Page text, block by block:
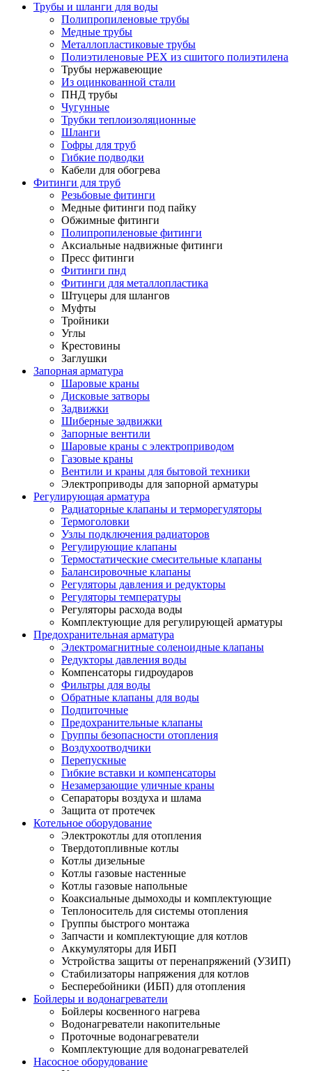
Трубы и шланги для воды
Полипропиленовые трубы
Медные трубы
Металлопластиковые трубы
Полиэтиленовые PEX из сшитого полиэтилена
Трубы нержавеющие
Из оцинкованной стали
ПНД трубы
Чугунные
Трубки теплоизоляционные
Шланги
Гофры для труб
Гибкие подводки
Кабели для обогрева
Фитинги для труб
Резьбовые фитинги
Медные фитинги под пайку
Обжимные фитинги
Полипропиленовые фитинги
Аксиальные надвижные фитинги
Пресс фитинги
Фитинги пнд
Фитинги для металлопластика
Штуцеры для шлангов
Муфты
Тройники
Углы
Крестовины
Заглушки
Запорная арматура
Шаровые краны
Дисковые затворы
Задвижки
Шиберные задвижки
Запорные вентили
Шаровые краны с электроприводом
Газовые краны
Вентили и краны для бытовой техники
Электроприводы для запорной арматуры
Регулирующая арматура
Радиаторные клапаны и терморегуляторы
Термоголовки
Узлы подключения радиаторов
Регулирующие клапаны
Термостатические смесительные клапаны
Балансировочные клапаны
Регуляторы давления и редукторы
Регуляторы температуры
Регуляторы расхода воды
Комплектующие для регулирующей арматуры
Предохранительная арматура
Электромагнитные соленоидные клапаны
Редукторы давления воды
Компенсаторы гидроударов
Фильтры для воды
Обратные клапаны для воды
Подпиточные
Предохранительные клапаны
Группы безопасности отопления
Воздухоотводчики
Перепускные
Гибкие вставки и компенсаторы
Незамерзающие уличные краны
Сепараторы воздуха и шлама
Защита от протечек
Котельное оборудование
Электрокотлы для отопления
Твердотопливные котлы
Котлы дизельные
Котлы газовые настенные
Котлы газовые напольные
Коаксиальные дымоходы и комплектующие
Теплоноситель для системы отопления
Группы быстрого монтажа
Запчасти и комплектующие для котлов
Аккумуляторы для ИБП
Устройства защиты от перенапряжений (УЗИП)
Стабилизаторы напряжения для котлов
Бесперебойники (ИБП) для отопления
Бойлеры и водонагреватели
Бойлеры косвенного нагрева
Водонагреватели накопительные
Проточные водонагреватели
Комплектующие для водонагревателей
Насосное оборудование